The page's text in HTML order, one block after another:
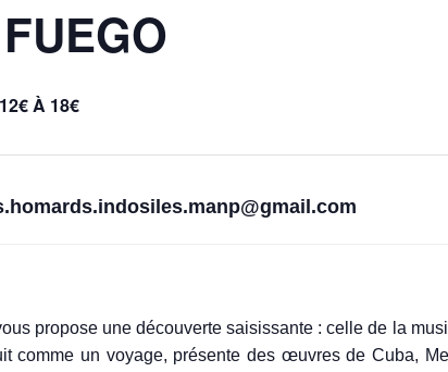
12€ À 18€
propose une découverte saisissante : celle de la
comme un voyage, présente des œuvres de Cuba,